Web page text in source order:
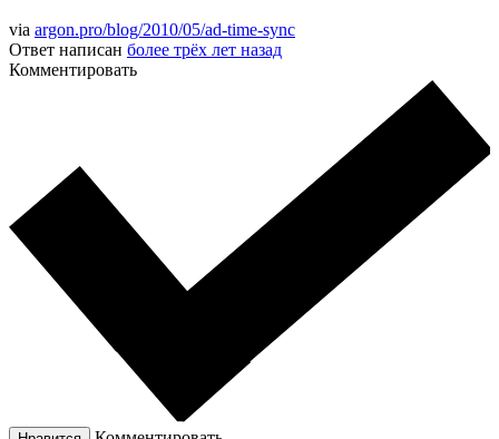
via argon.pro/blog/2010/05/ad-time-sync
Ответ написан более трёх лет назад
Комментировать